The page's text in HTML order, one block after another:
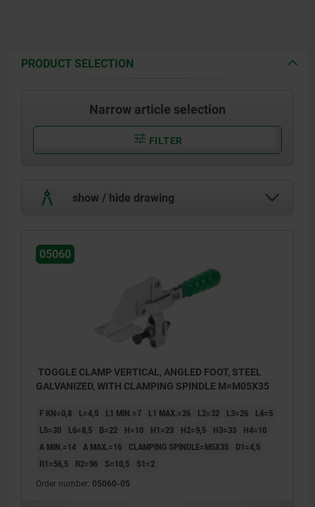
PRODUCT SELECTION
Narrow article selection
FILTER
show / hide drawing
05060
TOGGLE CLAMP VERTICAL, ANGLED FOOT, STEEL
GALVANIZED, WITH CLAMPING SPINDLE M=M05X35
F KN=0,8 L=4,5 L1 MIN.=7 L1 MAX.=26 L2=32 L3=26
L4=5
L5=30
L6=8,5 B=22 H=10 H1=23 H2=9,5 H3=33
H4=10
A MIN.=14 A MAX.=16 CLAMPING SPINDLE=M5X35
D1=4,5
R1=56,5
R2=96 S=10,5 S1=2
Order number: 05060-05